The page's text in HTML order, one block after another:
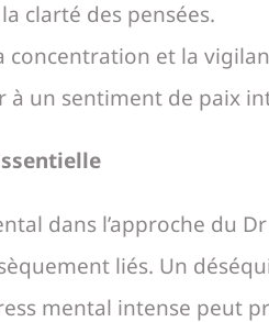
clarté des pensées.
concentration et la
à un sentiment de paix
dans l’approche du
liés. Un
mental intense peut